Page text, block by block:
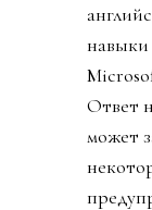
Ответ
может